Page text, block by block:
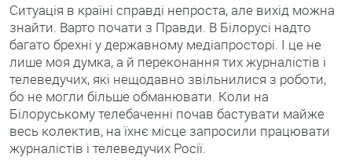
Ситуація в країні справді непроста, але вихід можна
знайти. Варто почати з Правди. В Білорусі надто
багато брехні у державному медіапросторі. І це не
лише моя думка, а й переконання тих журналістів і
телеведучих, які нещодавно звільнилися з роботи,
бо не могли більше обманювати. Коли на
Білоруському телебаченні почав бастувати майже
весь колектив, на їхнє місце запросили працювати
журналістів і телеведучих Росії.